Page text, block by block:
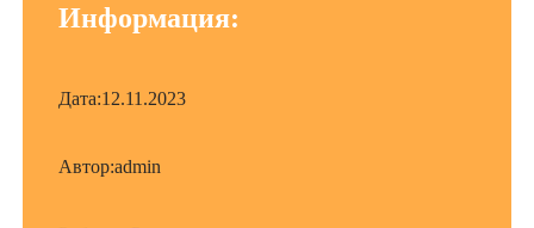
Информация:
Дата:12.11.2023
Автор:admin